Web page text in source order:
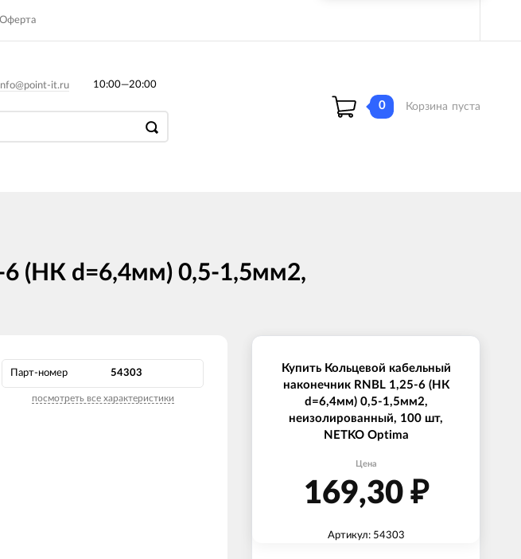
Оферта
it.ru 10:00—20:00
0 Корзина пуста
6 (НК d=6,4мм) 0,5-1,5мм2,
Парт-номер 54303
посмотреть все характеристики
Купить Кольцевой кабельный
наконечник RNBL 1,25-6 (НК
d=6,4мм) 0,5-1,5мм2,
неизолированный, 100 шт,
NETKO Optima
Цена
169,30 ₽
Артикул: 54303